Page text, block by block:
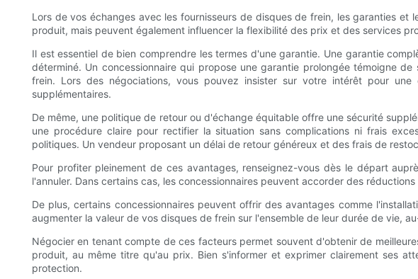
Lors de vos échanges avec les fournisseurs de disques de frein, les garanties
produit, mais peuvent également influencer la flexibilité des prix et des services
Il est essentiel de bien comprendre les termes d'une garantie. Une garantie
déterminé. Un concessionnaire qui propose une garantie prolongée témoigne
frein. Lors des négociations, vous pouvez insister sur votre intérêt pour
supplémentaires.
De même, une politique de retour ou d'échange équitable offre une sécurité
une procédure claire pour rectifier la situation sans complications ni frais
politiques. Un vendeur proposant un délai de retour généreux et des frais de
Pour profiter pleinement de ces avantages, renseignez-vous dès le départ
l'annuler. Dans certains cas, les concessionnaires peuvent accorder des
De plus, certains concessionnaires peuvent offrir des avantages comme
augmenter la valeur de vos disques de frein sur l'ensemble de leur durée de vie,
Négocier en tenant compte de ces facteurs permet souvent d'obtenir de
produit, au même titre qu'au prix. Bien s'informer et exprimer clairement ses
protection.